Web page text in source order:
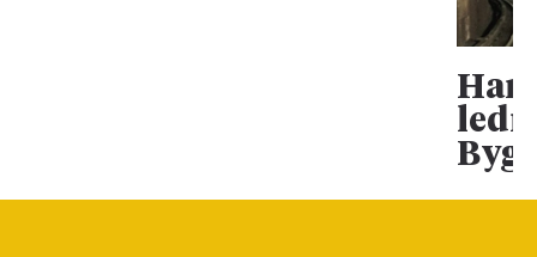
Han